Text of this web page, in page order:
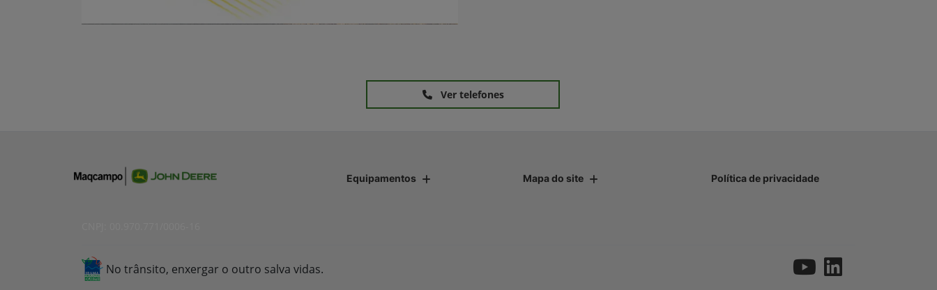
Ver telefones
Equipamentos Mapa do site Política de privacidade
No trânsito, enxergar o outro salva vidas.